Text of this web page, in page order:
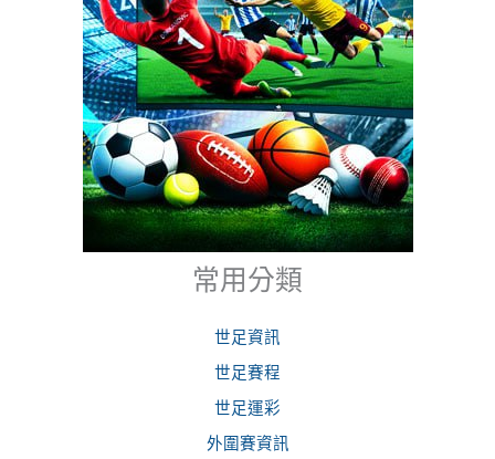
常用分類
世足資訊
世足賽程
世足運彩
外圍賽資訊